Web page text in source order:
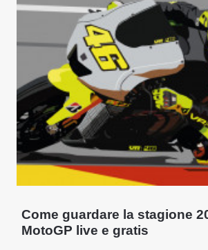
Come guardare la stagione
MotoGP live e gratis